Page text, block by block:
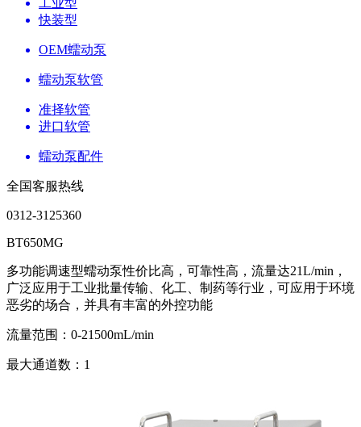
工业型
快装型
OEM蠕动泵
蠕动泵软管
准择软管
进口软管
蠕动泵配件
全国客服热线
0312-3125360
BT650MG
多功能调速型蠕动泵性价比高，可靠性高，流量达21L/min，
广泛应用于工业批量传输、化工、制药等行业，可应用于环境
恶劣的场合，并具有丰富的外控功能
流量范围：0-21500mL/min
最大通道数：1